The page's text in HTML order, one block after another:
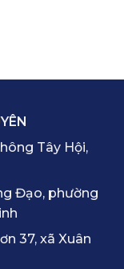
Tây Hội,
Đạo, phường
37, xã Xuân